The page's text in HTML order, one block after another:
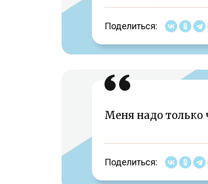
Поделиться:
Меня надо только
Поделиться: